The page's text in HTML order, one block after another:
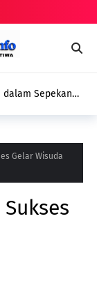
dalam Sepekan
Gelar Wisuda